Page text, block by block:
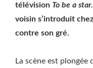
télévision To be a star.
voisin s’introduit
contre son gré.
La scène est plongée